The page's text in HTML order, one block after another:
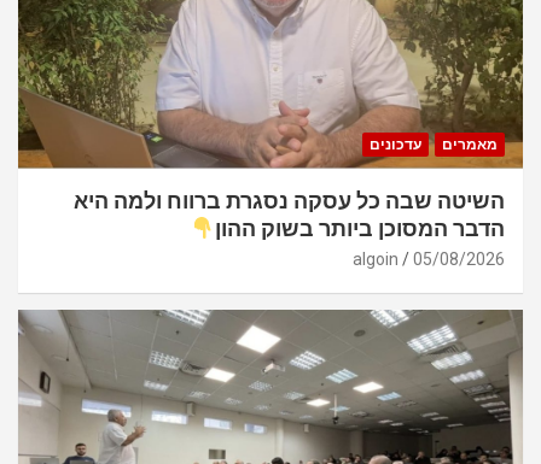
מאמרים עדכונים
השיטה שבה כל עסקה נסגרת ברווח ולמה היא
הדבר המסוכן ביותר בשוק ההון
05/08/2026
algoin